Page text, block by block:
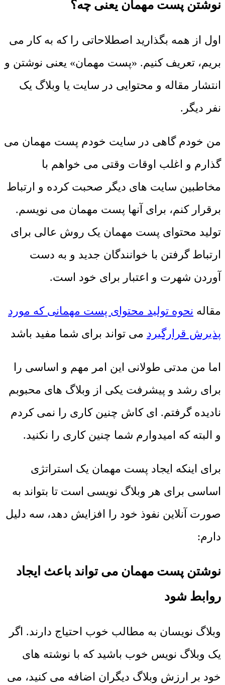
نوشتن پست مهمان یعنی چه؟
اول از همه بگذارید اصطلاحاتی را که به کار می
بریم، تعریف کنیم. «پست مهمان» یعنی نوشتن و
انتشار مقاله و محتوایی در سایت یا وبلاگ یک
نفر دیگر.
من خودم گاهی در سایت خودم پست مهمان می
گذارم و اغلب اوقات وقتی می خواهم با
مخاطبین سایت های دیگر صحبت کرده و ارتباط
برقرار کنم، برای آنها پست مهمان می نویسم.
تولید محتوای پست مهمان یک روش عالی برای
ارتباط گرفتن با خوانندگان جدید و به دست
آوردن شهرت و اعتبار برای خود است.
مقاله نحوه تولید محتوای پست مهمانی که مورد
پذیرش قرارگیرد می تواند برای شما مفید باشد
اما من مدتی طولانی این امر مهم و اساسی را
برای رشد و پیشرفت یکی از وبلاگ های محبوبم
نادیده گرفتم. ای کاش چنین کاری را نمی کردم
و البته که امیدوارم شما چنین کاری را نکنید.
برای اینکه ایجاد پست مهمان یک استراتژی
اساسی برای هر وبلاگ نویسی است تا بتواند به
صورت آنلاین نفوذ خود را افزایش دهد، سه دلیل
دارم:
نوشتن پست مهمان می تواند باعث ایجاد
روابط شود
وبلاگ نویسان به مطالب خوب احتیاج دارند. اگر
یک وبلاگ نویس خوب باشید که با نوشته های
خود بر ارزش وبلاگ دیگران اضافه می کنید، می